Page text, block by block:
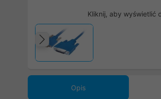
Kliknij, aby wyświetlić
Poprzedni
Opis